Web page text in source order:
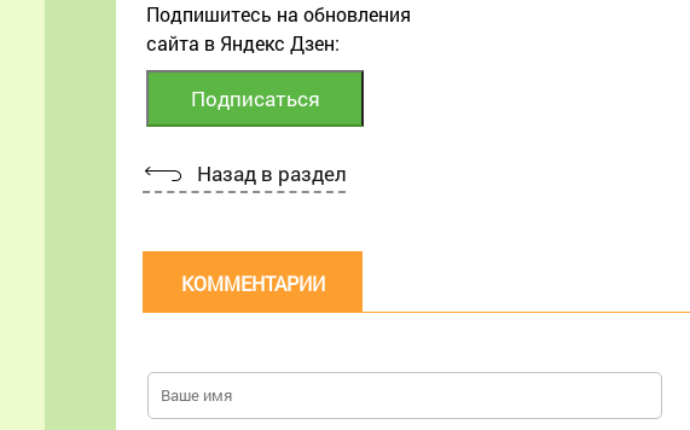
Подпишитесь на обновления
сайта в Яндекс Дзен:
Назад в раздел
КОММЕНТАРИИ